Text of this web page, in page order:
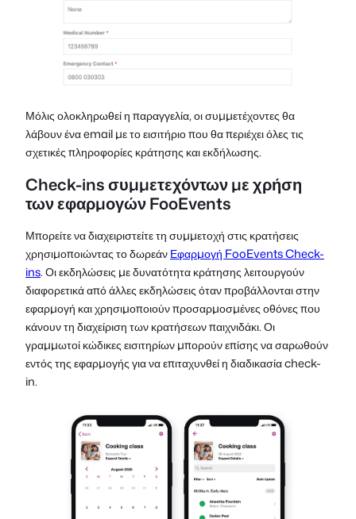
Μόλις ολοκληρωθεί η παραγγελία, οι συμμετέχοντες θα
λάβουν ένα email με το εισιτήριο που θα περιέχει όλες τις
σχετικές πληροφορίες κράτησης και εκδήλωσης.
Check-ins συμμετεχόντων με χρήση
των εφαρμογών FooEvents
Μπορείτε να διαχειριστείτε τη συμμετοχή στις κρατήσεις
χρησιμοποιώντας το δωρεάνΕφαρμογή FooEvents Check-
ins. Οι εκδηλώσεις με δυνατότητα κράτησης λειτουργούν
διαφορετικά από άλλες εκδηλώσεις όταν προβάλλονται στην
εφαρμογή και χρησιμοποιούν προσαρμοσμένες οθόνες που
κάνουν τη διαχείριση των κρατήσεων παιχνιδάκι. Οι
γραμμωτοί κώδικες εισιτηρίων μπορούν επίσης να σαρωθούν
εντός της εφαρμογής για να επιταχυνθεί η διαδικασία check-
in.